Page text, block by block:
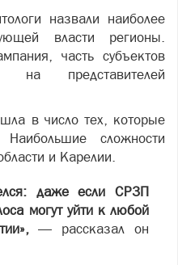
назвали наиболее
власти регионы.
часть субъектов
представителей
в число тех, которые
сложности
и Карелии.
даже если СРЗП
могут уйти к любой
— рассказал он